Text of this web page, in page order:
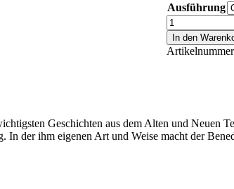
Ausführung
Anselm
Grün:
Die
große
V)
Menge
In den
Geschichten aus dem Alten und Neuen
In der ihm eigenen Art und Weise macht der